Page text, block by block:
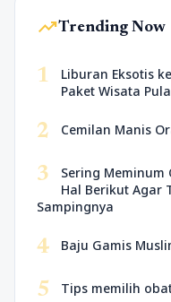
trending_upTrending Now
1
Liburan Eksotis
Paket Wisata
2 Cemilan Manis
3
Sering Meminum
Hal Berikut Agar
Sampingnya
4 Baju Gamis
5 Tips memilih